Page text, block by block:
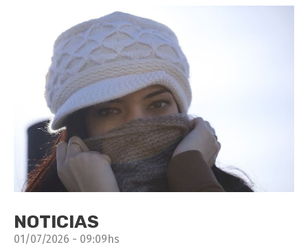
NOTICIAS
01/07/2026 - 09:09hs